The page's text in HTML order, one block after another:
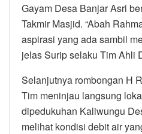
Gayam Desa Banjar Asri
Takmir Masjid. “Abah
aspirasi yang ada sambil
jelas Surip selaku Tim Ahli
Selanjutnya rombongan H
Tim meninjau langsung
dipedukuhan Kaliwungu
melihat kondisi debit air